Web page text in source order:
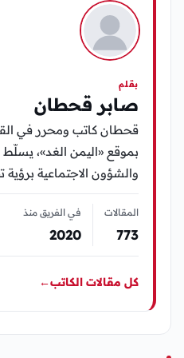
بقلم
صابر قحطان
قحطان كاتب ومحرر في
بموقع «اليمن الغد»،
والشؤون الاجتماعية برؤية
المقالات
773
في الفريق منذ
2020
كل مقالات الكاتب←